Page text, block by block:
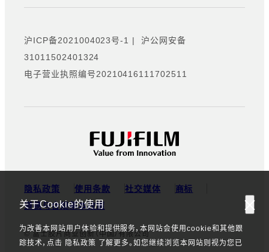
关于Cookie的使用
为改善本网站用户体验和提供服务，本网站会使用cookie和其他跟
踪技术，点击 隐私政策 了解更多。如您继续浏览本网站则视为您已
沪ICP备2021004023号-1 |沪公网安备
31011502401324
电子营业执照编号20210416111702511
隐私政策 使用条款 社交媒体
商标
道德与合规基本政策
© 富士胶片商业创新（中国）有限公司